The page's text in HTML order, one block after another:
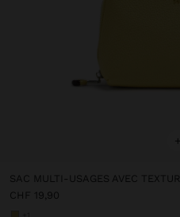
+
SAC MULTI-USAGES AVEC
CHF 19,90